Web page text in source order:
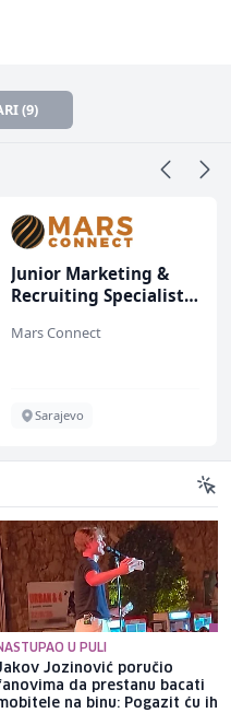
(9)
Konobar - Barmen (m/
ž)
Hotel Nomad
Sarajevo
U PULI
Jozinović poručio
da prestanu bacati
na binu: Pogazit ću ih